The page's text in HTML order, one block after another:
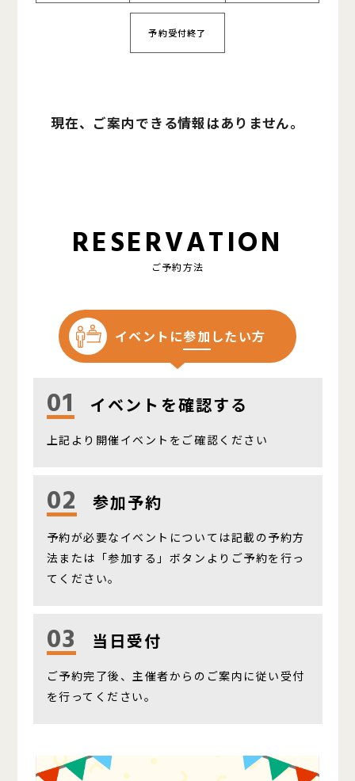
予約受付終了
現在、ご案内できる情報はありません。
RESERVATION
ご予約方法
イベントに参加 したい方
01 イベントを確認する
上記より開催イベントをご確認ください
02 参加予約
予約が必要なイベントについては記載の予約方
法または「参加する」ボタンよりご予約を行っ
てください。
03 当日受付
ご予約完了後、主催者からのご案内に従い受付
を行ってください。